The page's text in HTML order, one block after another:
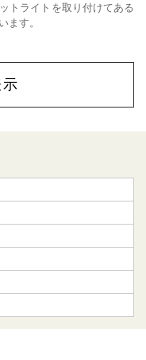
トライトを取り付けてある
ます。